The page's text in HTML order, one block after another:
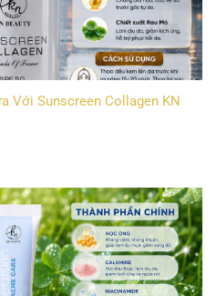
Với Sunscreen Collagen KN